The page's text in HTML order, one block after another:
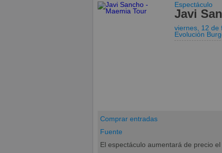
Espectáculo
Javi
viernes, 12 de
Evolución
Comprar entradas
Fuente
El espectáculo aumentará de precio